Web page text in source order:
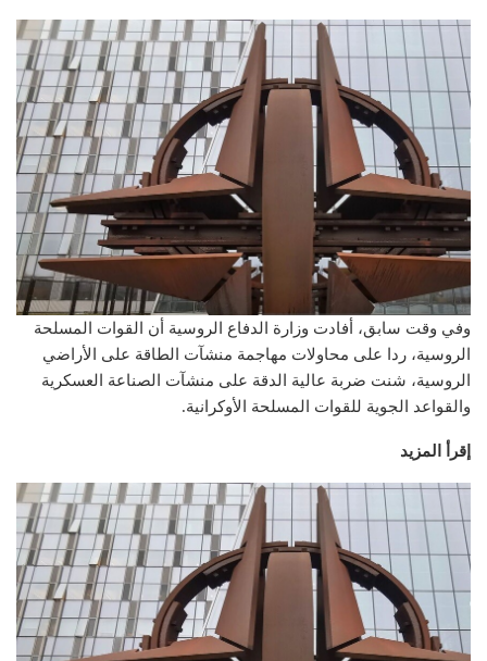
وفي وقت سابق، أفادت وزارة الدفاع الروسية أن القوات المسلحة
الروسية، ردا على محاولات مهاجمة منشآت الطاقة على الأراضي
الروسية، شنت ضربة عالية الدقة على منشآت الصناعة العسكرية
والقواعد الجوية للقوات المسلحة الأوكرانية.
إقرأ المزيد